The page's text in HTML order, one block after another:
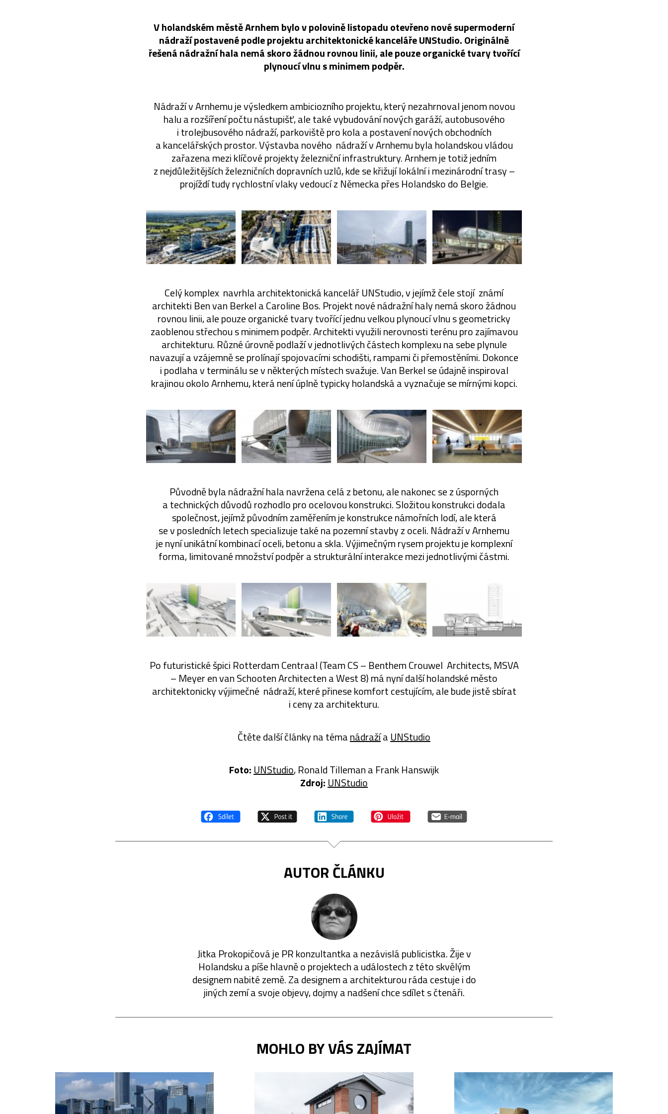
V holandském městě Arnhem bylo v polovině listopadu otevřeno nové supermoderní
nádraží postavené podle projektu architektonické kanceláře UNStudio. Originálně
řešená nádražní hala nemá skoro žádnou rovnou linii, ale pouze organické tvary tvořící
plynoucí vlnu s minimem podpěr.
Nádraží v Arnhemu je výsledkem ambiciozního projektu, který nezahrnoval jenom novou
halu a rozšíření počtu nástupišť, ale také vybudování nových garáží, autobusového
i trolejbusového nádraží, parkoviště pro kola a postavení nových obchodních
a kancelářských prostor. Výstavba nového nádraží v Arnhemu byla holandskou vládou
zařazena mezi klíčové projekty železniční infrastruktury. Arnhem je totiž jedním
z nejdůležitějších železničních dopravních uzlů, kde se křižují lokální i mezinárodní trasy –
projíždí tudy rychlostní vlaky vedoucí z Německa přes Holandsko do Belgie.
Celý komplex navrhla architektonická kancelář UNStudio, v jejímž čele stojí známí
architekti Ben van Berkel a Caroline Bos. Projekt nové nádražní haly nemá skoro žádnou
rovnou linii, ale pouze organické tvary tvořící jednu velkou plynoucí vlnu s geometricky
zaoblenou střechou s minimem podpěr. Architekti využili nerovnosti terénu pro zajímavou
architekturu. Různé úrovně podlaží v jednotlivých částech komplexu na sebe plynule
navazují a vzájemně se prolínají spojovacími schodišti, rampami či přemostěními. Dokonce
i podlaha v terminálu se v některých místech svažuje. Van Berkel se údajně inspiroval
krajinou okolo Arnhemu, která není úplně typicky holandská a vyznačuje se mírnými kopci.
Původně byla nádražní hala navržena celá z betonu, ale nakonec se z úsporných
a technických důvodů rozhodlo pro ocelovou konstrukci. Složitou konstrukci dodala
společnost, jejímž původním zaměřením je konstrukce námořních lodí, ale která
se v posledních letech specializuje také na pozemní stavby z oceli. Nádraží v Arnhemu
je nyní unikátní kombinací oceli, betonu a skla. Výjimečným rysem projektu je komplexní
forma, limitované množství podpěr a strukturální interakce mezi jednotlivými částmi.
Po futuristické špici Rotterdam Centraal (Team CS – Benthem Crouwel Architects, MSVA
– Meyer en van Schooten Architecten a West 8) má nyní další holandské město
architektonicky výjimečné nádraží, které přinese komfort cestujícím, ale bude jistě sbírat
i ceny za architekturu.
Čtěte další články na témanádražía UNStudio
Foto: UNStudio, Ronald Tilleman a Frank Hanswijk
Zdroj: UNStudio
AUTOR ČLÁNKU
Jitka Prokopičová je PR konzultantka a nezávislá publicistka. Žije v
Holandsku a píše hlavně o projektech a událostech z této skvělým
designem nabité země. Za designem a architekturou ráda cestuje i do
jiných zemí a svoje objevy, dojmy a nadšení chce sdílet s čtenáři.
MOHLO BY VÁS ZAJÍMAT